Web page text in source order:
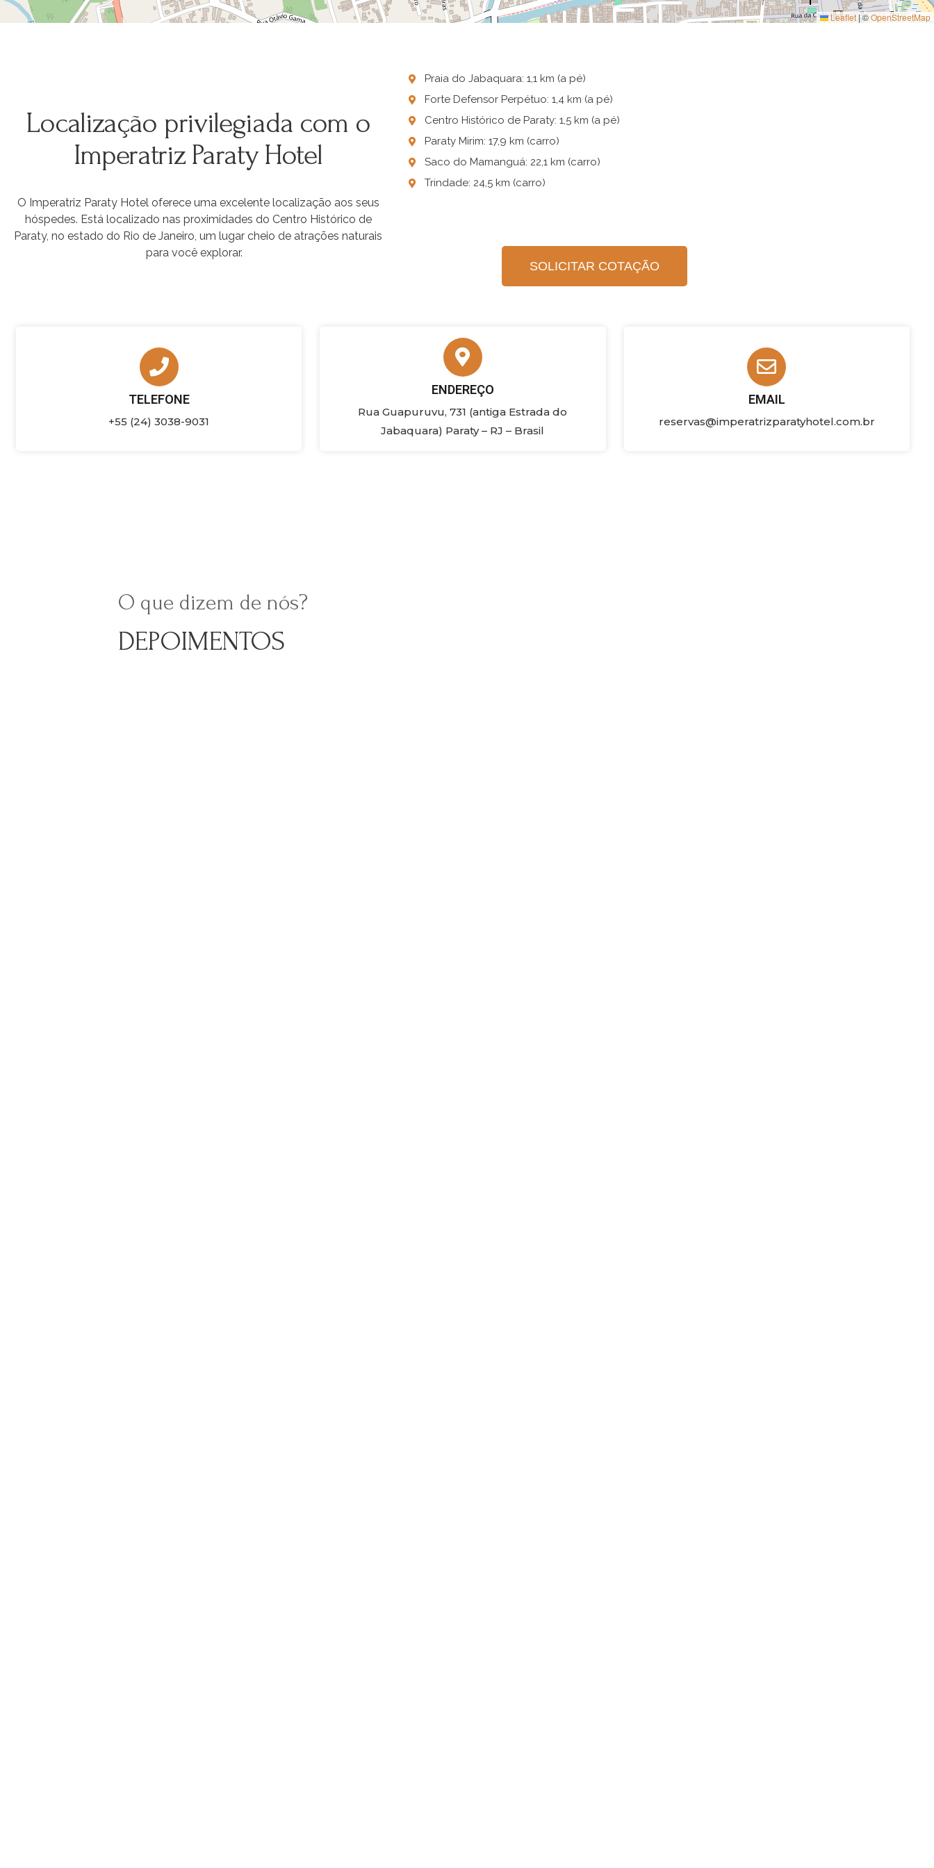
Leaflet |©OpenStreetMap
Localização privilegiada com o
Imperatriz Paraty Hotel
O Imperatriz Paraty Hotel oferece uma excelente localização aos seus
hóspedes. Está localizado nas proximidades do Centro Histórico de
Paraty, no estado do Rio de Janeiro, um lugar cheio de atrações naturais
para você explorar.
Praia do Jabaquara: 1,1 km (a pé)
Forte Defensor Perpétuo: 1,4 km (a pé)
Centro Histórico de Paraty: 1,5 km (a pé)
Paraty Mirim: 17,9 km (carro)
Saco do Mamanguá: 22,1 km (carro)
Trindade: 24,5 km (carro)
SOLICITAR COTAÇÃO
TELEFONE
+55 (24) 3038-9031
ENDEREÇO
Rua Guapuruvu, 731 (antiga Estrada do
Jabaquara) Paraty – RJ – Brasil
EMAIL
reservas@imperatrizparatyhotel.com.br
O que dizem de nós?
DEPOIMENTOS